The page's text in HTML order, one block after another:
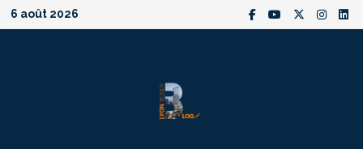
Passer
au
6 août 2026